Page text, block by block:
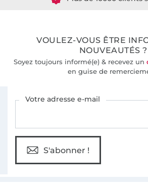
VOULEZ-VOUS ÊTRE
NOUVEAUTÉS ?
Soyez toujours informé(e) & recevez un
en guise de
Votre adresse e-mail
S'abonner !